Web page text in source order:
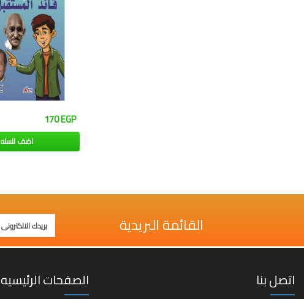
170 EGP
اضف للسله
القائمة البريدية
اتصل بنا الصفحات الرئيسيه